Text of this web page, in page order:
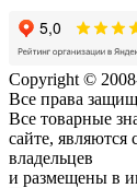
Copyright ©
Все права
Все товарные
сайте, являются
владельцев
и размещены в